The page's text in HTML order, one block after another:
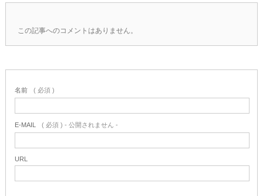
この記事へのコメントはありません。
名前 ( 必須 )
E-MAIL ( 必須 ) - 公開されません -
URL